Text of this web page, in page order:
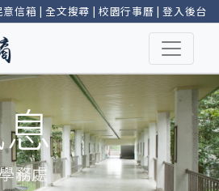
意信箱 |全文搜尋 | 校園行事曆 |登入後台
務處